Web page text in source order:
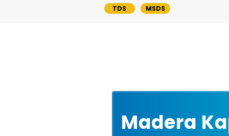
TDS
MSDS
Madera